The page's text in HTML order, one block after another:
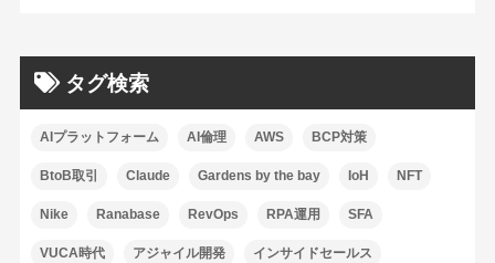
タグ検索
AIプラットフォーム AI倫理 AWS BCP対策
BtoB取引 Claude Gardens by the bay IoH NFT
Nike Ranabase RevOps RPA運用 SFA
VUCA時代 アジャイル開発 インサイドセールス